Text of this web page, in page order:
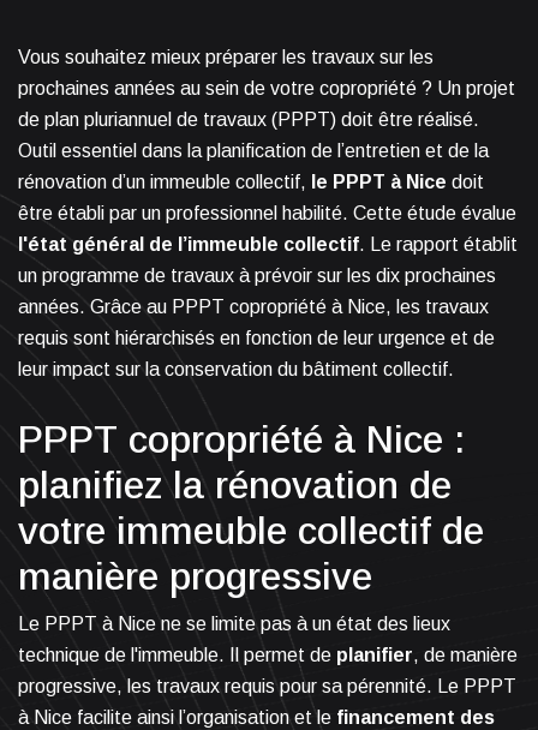
Vous souhaitez mieux préparer les travaux sur les
prochaines années au sein de votre copropriété ? Un projet
de plan pluriannuel de travaux (PPPT) doit être réalisé.
Outil essentiel dans la planification de l’entretien et de la
rénovation d’un immeuble collectif, le PPPT à Nice doit
être établi par un professionnel habilité. Cette étude évalue
l'état général de l’immeuble collectif. Le rapport établit
un programme de travaux à prévoir sur les dix prochaines
années. Grâce au PPPT copropriété à Nice, les travaux
requis sont hiérarchisés en fonction de leur urgence et de
leur impact sur la conservation du bâtiment collectif.
PPPT copropriété à Nice :
planifiez la rénovation de
votre immeuble collectif de
manière progressive
Le PPPT à Nice ne se limite pas à un état des lieux
technique de l'immeuble. Il permet de planifier, de manière
progressive, les travaux requis pour sa pérennité. Le PPPT
à Nice facilite ainsi l’organisation et le financement des